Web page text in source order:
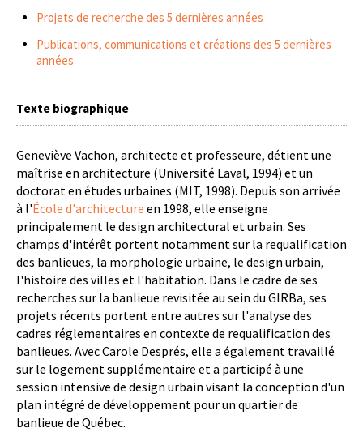
Projets de recherche des 5 dernières années
Publications, communications et créations des 5 dernières
années
Texte biographique
Geneviève Vachon, architecte et professeure, détient une
maîtrise en architecture (Université Laval, 1994) et un
doctorat en études urbaines (MIT, 1998). Depuis son arrivée
à l'École d'architecture en 1998, elle enseigne
principalement le design architectural et urbain. Ses
champs d'intérêt portent notamment sur la requalification
des banlieues, la morphologie urbaine, le design urbain,
l'histoire des villes et l'habitation. Dans le cadre de ses
recherches sur la banlieue revisitée au sein du GIRBa, ses
projets récents portent entre autres sur l'analyse des
cadres réglementaires en contexte de requalification des
banlieues. Avec Carole Després, elle a également travaillé
sur le logement supplémentaire et a participé à une
session intensive de design urbain visant la conception d'un
plan intégré de développement pour un quartier de
banlieue de Québec.